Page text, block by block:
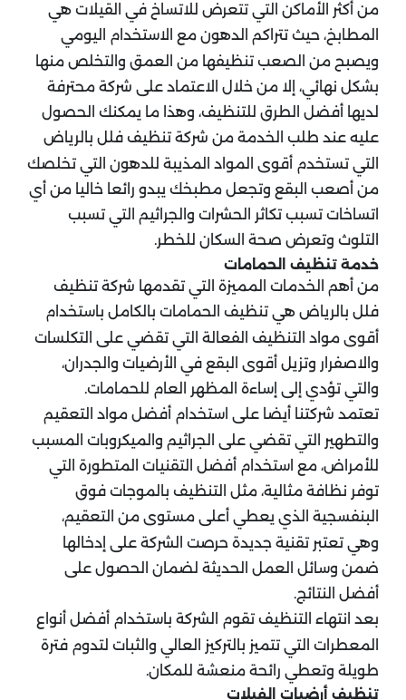
من أكثر الأماكن التي تتعرض للاتساخ في القيلات هي
المطابخ، حيث تتراكم الدهون مع الاستخدام اليومي
ويصبح من الصعب تنظيفها من العمق والتخلص منها
بشكل نهائي، إلا من خلال الاعتماد على شركة محترفة
لديها أفضل الطرق للتنظيف، وهذا ما يمكنك الحصول
عليه عند طلب الخدمة من شركة تنظيف فلل بالرياض
التي تستخدم أقوى المواد المذيبة للدهون التي تخلصك
من أصعب البقع وتجعل مطبخك يبدو رائعا خاليا من أي
اتساخات تسبب تكاثر الحشرات والجراثيم التي تسبب
التلوث وتعرض صحة السكان للخطر.
خدمة تنظيف الحمامات
من أهم الخدمات المميزة التي تقدمها شركة تنظيف
فلل بالرياض هي تنظيف الحمامات بالكامل باستخدام
أقوى مواد التنظيف الفعالة التي تقضي على التكلسات
والاصفرار وتزيل أقوى البقع في الأرضيات والجدران،
والتي تؤدي إلى إساءة المظهر العام للحمامات.
تعتمد شركتنا أيضا على استخدام أفضل مواد التعقيم
والتطهير التي تقضي على الجراثيم والميكروبات المسبب
للأمراض، مع استخدام أفضل التقنيات المتطورة التي
توفر نظافة مثالية، مثل التنظيف بالموجات فوق
البنفسجية الذي يعطي أعلى مستوى من التعقيم،
وهي تعتبر تقنية جديدة حرصت الشركة على إدخالها
ضمن وسائل العمل الحديثة لضمان الحصول على
أفضل النتائج.
بعد انتهاء التنظيف تقوم الشركة باستخدام أفضل أنواع
المعطرات التي تتميز بالتركيز العالي والثبات لتدوم فترة
طويلة وتعطي رائحة منعشة للمكان.
تنظيف أرضيات الفيلات